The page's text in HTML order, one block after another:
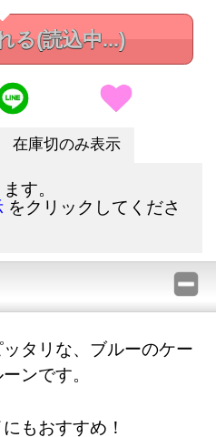
る(読込中...)
在庫切のみ表示
す。
をクリックしてくださ
タリな、ブルーのケー
ンです。
もおすすめ！